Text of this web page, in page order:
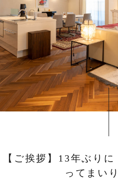
【ご挨拶】13年ぶり
ってまい